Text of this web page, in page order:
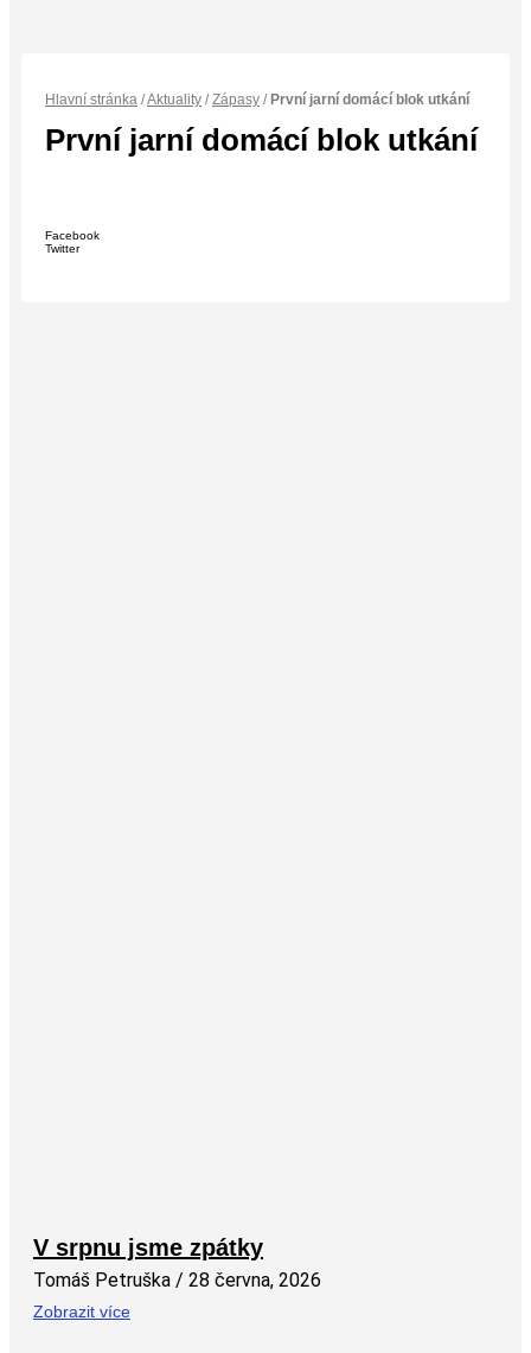
Hlavní stránka /Aktuality /Zápasy / První jarní domácí blok utkání
První jarní domácí blok utkání
Facebook
Twitter
V srpnu jsme zpátky
Tomáš Petruška 28 června, 2026
Zobrazit více